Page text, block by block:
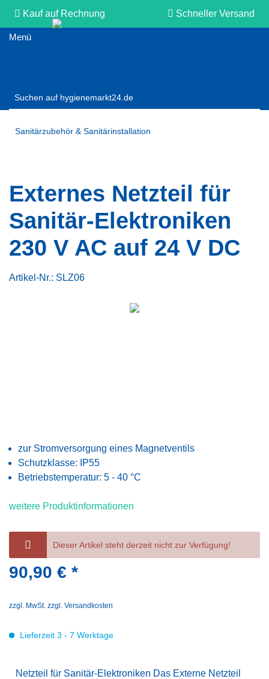
Kauf auf Rechnung Schneller Versand
Sanitärzubehör & Sanitärinstallation
Externes Netzteil für
Sanitär-Elektroniken
230 V AC auf 24 V DC
Artikel-Nr.: SLZ06
zur Stromversorgung eines Magnetventils
Schutzklasse: IP55
Betriebstemperatur: 5 - 40 °C
weitere Produktinformationen
Dieser Artikel steht derzeit nicht zur Verfügung!
90,90 € *
zzgl. MwSt. zzgl. Versandkosten
Lieferzeit 3 - 7 Werktage
Netzteil für Sanitär-Elektroniken Das Externe Netzteil